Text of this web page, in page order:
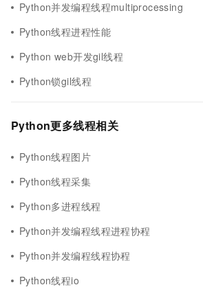
Python并发编程线程multiprocessing
Python线程进程性能
Python web开发gil线程
Python锁gil线程
Python更多线程相关
Python线程图片
Python线程采集
Python多进程线程
Python并发编程线程进程协程
Python并发编程线程协程
Python线程io